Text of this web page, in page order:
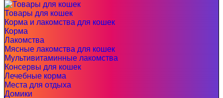
Товары для кошек
Корма и лакомства для кошек
Корма
Лакомства
Мясные лакомства для кошек
Мультивитаминные лакомства
Консервы для кошек
Лечебные корма
Места для отдыха
Домики